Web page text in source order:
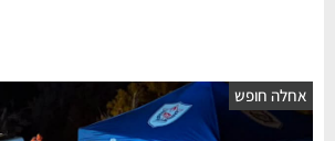
אחלה חופש